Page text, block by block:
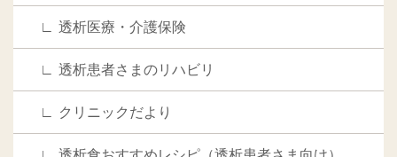
透析医療・介護保険
透析患者さまのリハビリ
クリニックだより